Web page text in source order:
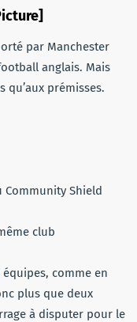
par Manchester
anglais. Mais
qu’aux prémisses.
Community Shield
club
comme en
plus que deux
à disputer pour le